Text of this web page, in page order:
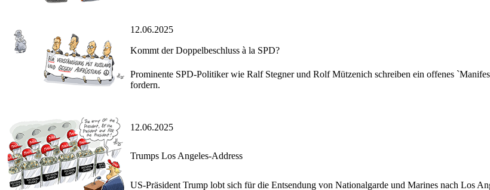
12.06.2025
Kommt der Doppelbeschluss à la SPD?
Prominente SPD-Politiker wie Ralf Stegner und Rolf Mützenich schreiben ein offenes
fordern.
12.06.2025
Trumps Los Angeles-Address
US-Präsident Trump lobt sich für die Entsendung von Nationalgarde und Marines nach Los